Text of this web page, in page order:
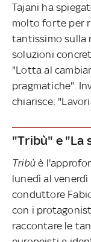
Tajani ha
molto forte per
tantissimo sulla
soluzioni
"Lotta al
pragmatiche".
chiarisce:
"Tribù" e "La
Tribù è
lunedì al venerdì
conduttore
con i
raccontare le